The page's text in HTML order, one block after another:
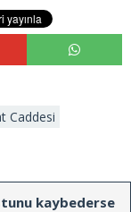
Caddesi
kaybederse